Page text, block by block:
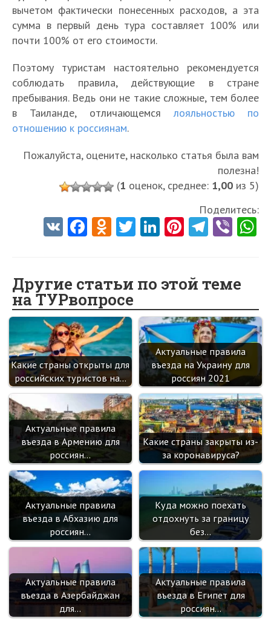
вычетом фактически понесенных расходов, а эта
сумма в первый день тура составляет 100% или
почти 100% от его стоимости.
Поэтому туристам настоятельно рекомендуется
соблюдать правила, действующие в стране
пребывания. Ведь они не такие сложные, тем более
в Таиланде, отличающемсялояльностью по
отношению к россиянам.
Пожалуйста, оцените, насколько статья была вам
полезна!
(1 оценок, среднее: 1,00 из 5)
Поделитесь:
V Fa
o
o
k
O
o
kl
as
sn
ik
i
T
er
Li
dI
n
Pi
es
t
Te
a
m
Vi
Другие статьи по этой теме
на ТУРвопросе
Какие страны открыты для
российских туристов на…
Актуальные правила
въезда на Украину для
россиян 2021
Актуальные правила
въезда в Армению для
россиян…
Какие страны закрыты из-
за коронавируса?
Актуальные правила
въезда в Абхазию для
россиян…
Куда можно поехать
отдохнуть за границу
без…
Актуальные правила
въезда в Азербайджан
для…
Актуальные правила
въезда в Египет для
россиян…